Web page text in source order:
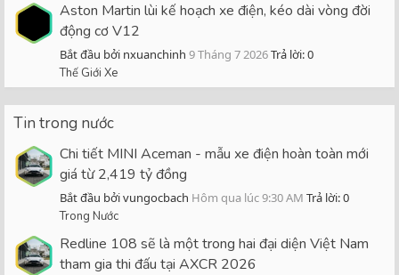
Aston Martin lùi kế hoạch xe điện, kéo dài vòng đời
động cơ V12
Bắt đầu bởi nxuanchinh 9 Tháng 7 2026Trả lời: 0
Thế Giới Xe
Tin trong nước
Chi tiết MINI Aceman - mẫu xe điện hoàn toàn mới
giá từ 2,419 tỷ đồng
Bắt đầu bởi vungocbach Hôm qua lúc 9:30 AM Trả lời: 0
Trong Nước
Redline 108 sẽ là một trong hai đại diện Việt Nam
tham gia thi đấu tại AXCR 2026